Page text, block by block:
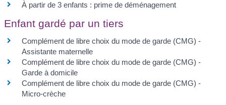
À partir de 3 enfants : prime de déménagement
Enfant gardé par un tiers
Complément de libre choix du mode de garde (CMG) -
Assistante maternelle
Complément de libre choix du mode de garde (CMG) -
Garde à domicile
Complément de libre choix du mode de garde (CMG) -
Micro-crèche